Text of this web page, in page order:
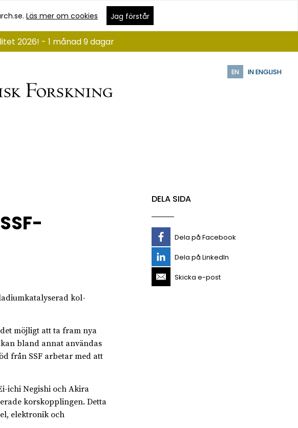
Läs mer om cookies Jag förstår
EN IN ENGLISH
2026! - 1 månad 9 dagar
kol-
möjligt att ta fram nya
bland annat användas
från SSF arbetar med att
ichi Negishi och Akira
korskopplingen. Detta
elektronik och
DELA SIDA
Dela på Facebook
Dela på LinkedIn
Skicka e-post